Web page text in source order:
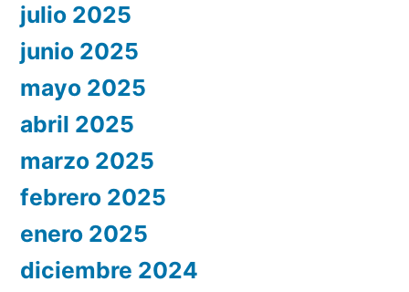
julio 2025
junio 2025
mayo 2025
abril 2025
marzo 2025
febrero 2025
enero 2025
diciembre 2024